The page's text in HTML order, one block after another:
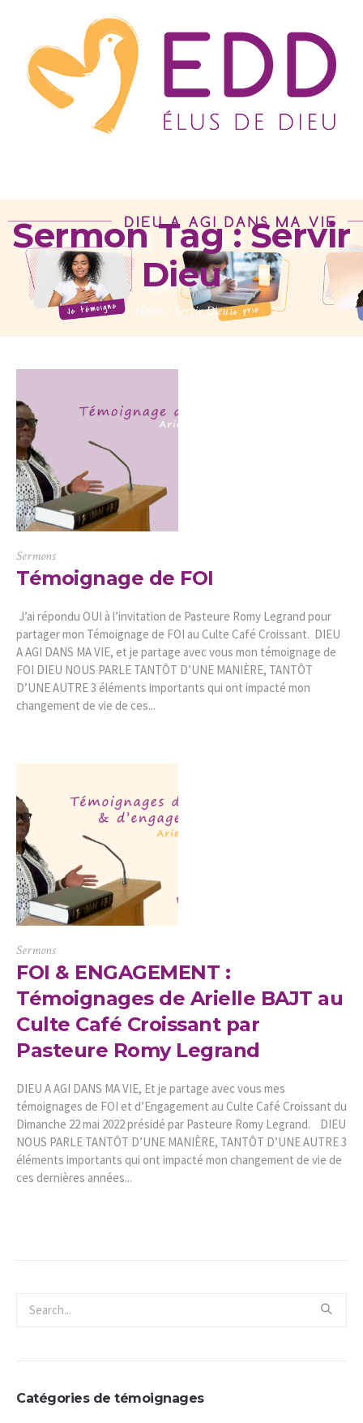
Sermon Tag :Servir
Dieu
Home Servir Dieu
Sermons
Témoignage de FOI
J’ai répondu OUI à l’invitation de Pasteure Romy Legrand pour
partager mon Témoignage de FOI au Culte Café Croissant. DIEU
A AGI DANS MA VIE, et je partage avec vous mon témoignage de
FOI DIEU NOUS PARLE TANTÔT D’UNE MANIÈRE, TANTÔT
D’UNE AUTRE 3 éléments importants qui ont impacté mon
changement de vie de ces...
Sermons
FOI & ENGAGEMENT :
Témoignages de Arielle BAJT au
Culte Café Croissant par
Pasteure Romy Legrand
DIEU A AGI DANS MA VIE, Et je partage avec vous mes
témoignages de FOI et d’Engagement au Culte Café Croissant du
Dimanche 22 mai 2022 présidé par Pasteure Romy Legrand. DIEU
NOUS PARLE TANTÔT D’UNE MANIÈRE, TANTÔT D’UNE AUTRE 3
éléments importants qui ont impacté mon changement de vie de
ces dernières années...
Catégories de témoignages